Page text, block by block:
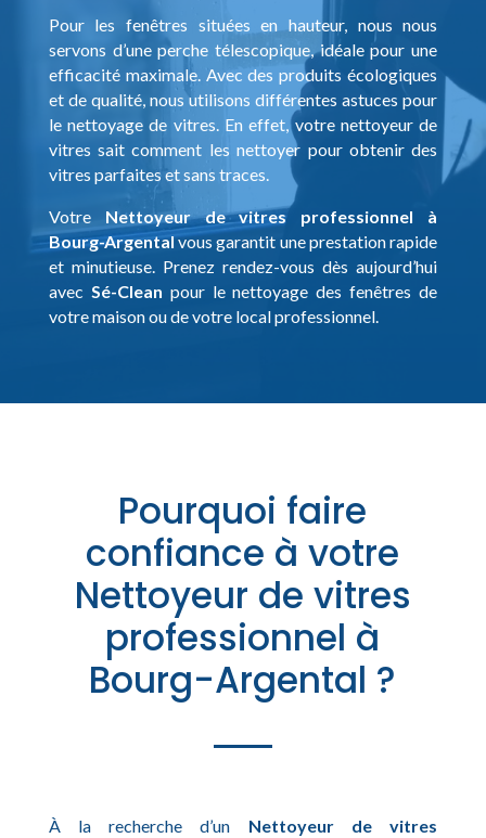
Pour les fenêtres situées en hauteur, nous nous
servons d’une perche télescopique, idéale pour une
efficacité maximale. Avec des produits écologiques
et de qualité, nous utilisons différentes astuces pour
le nettoyage de vitres. En effet, votre nettoyeur de
vitres sait comment les nettoyer pour obtenir des
vitres parfaites et sans traces.
Votre Nettoyeur de vitres professionnel à
Bourg-Argentalvous garantit une prestation rapide
et minutieuse. Prenez rendez-vous dès aujourd’hui
avec Sé-Clean pour le nettoyage des fenêtres de
votre maison ou de votre local professionnel.
Pourquoi faire
confiance à votre
Nettoyeur de vitres
professionnel à
Bourg-Argental ?
À la recherche d’un Nettoyeur de vitres